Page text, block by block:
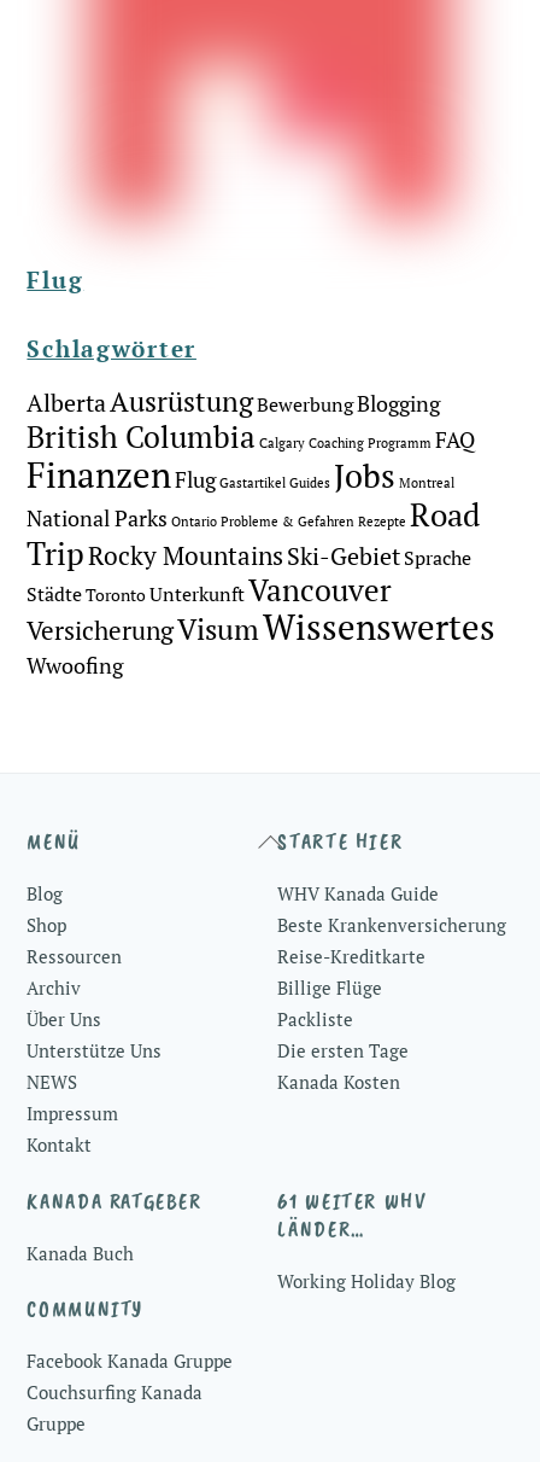
Flug
Schlagwörter
AlbertaAusrüstungBewerbungBlogging
British Columbia Calgary Coaching Programm FAQ
FinanzenFlug Gastartikel Guides Jobs Montreal
National Parks Ontario Probleme & Gefahren Rezepte Road
TripRocky MountainsSki-GebietSprache
StädteTorontoUnterkunftVancouver
VersicherungVisumWissenswertes
Wwoofing
Back
Top
MENÜ
Blog
Shop
Ressourcen
Archiv
Über Uns
Unterstütze Uns
NEWS
Impressum
Kontakt
STARTE HIER
WHV Kanada Guide
Beste Krankenversicherung
Reise-Kreditkarte
Billige Flüge
Packliste
Die ersten Tage
Kanada Kosten
KANADA RATGEBER
Kanada Buch
COMMUNITY
Facebook Kanada Gruppe
Couchsurfing Kanada
Gruppe
61 WEITER WHV
LÄNDER…
Working Holiday Blog